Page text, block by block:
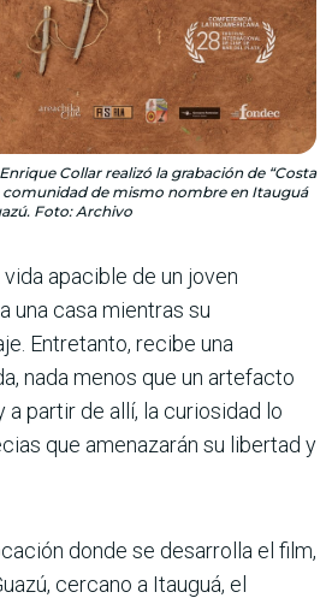
Collar realizó la grabación de “Costa
comunidad de mismo nombre en Itauguá
Foto: Archivo
apacible de un joven
una casa mientras su
Entretanto, recibe una
nada menos que un artefacto
a partir de allí, la curiosidad lo
que amenazarán su libertad y
donde se desarrolla el film,
cercano a Itauguá, el